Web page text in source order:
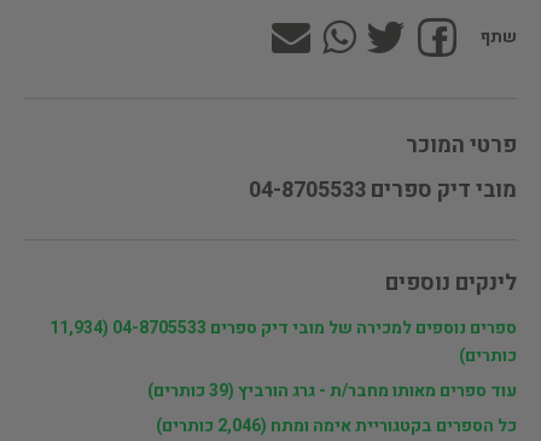
שתף
פרטי המוכר
מובי דיק ספרים 04-8705533
לינקים נוספים
ספרים נוספים למכירה של מובי דיק ספרים 04-8705533 (11,934
כותרים)
עוד ספרים מאותו מחבר/ת - גרג הורביץ (39 כותרים)
כל הספרים בקטגוריית אימה ומתח (2,046 כותרים)